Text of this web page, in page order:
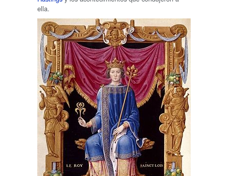
ella.